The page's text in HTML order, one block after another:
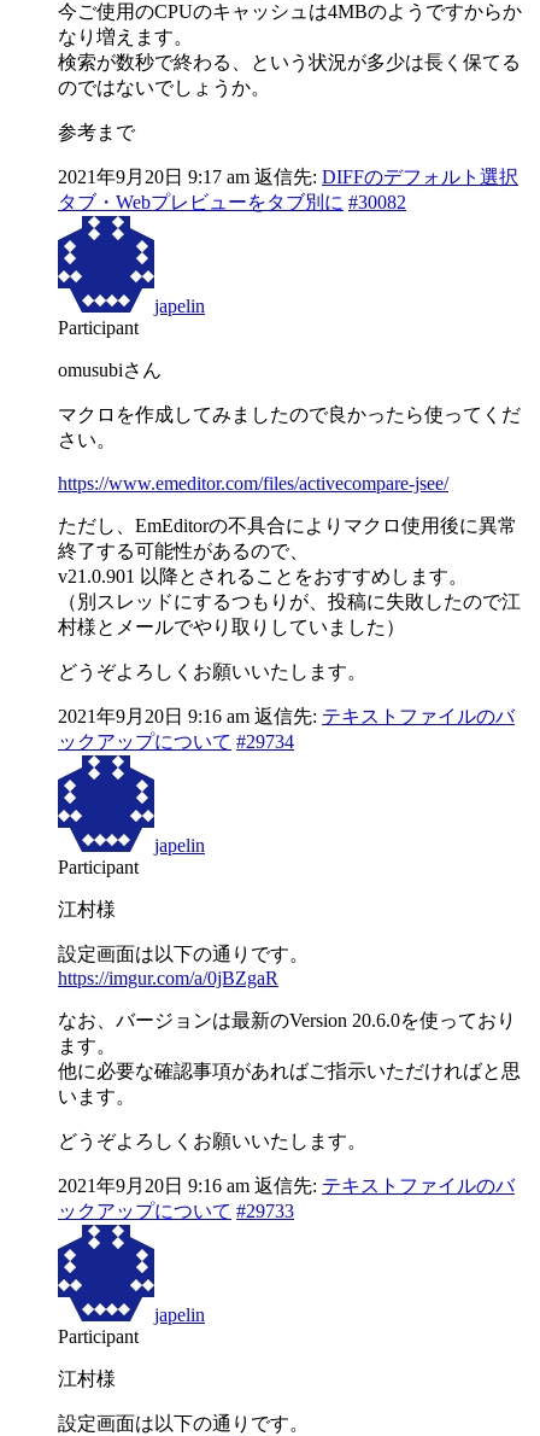
今ご使用のCPUのキャッシュは4MBのようですからか
なり増えます。
検索が数秒で終わる、という状況が多少は長く保てる
のではないでしょうか。
参考まで
2021年9月20日 9:17 am 返信先: DIFFのデフォルト選択
タブ・Webプレビューをタブ別に #30082
japelin
Participant
omusubiさん
マクロを作成してみましたので良かったら使ってくだ
さい。
https://www.emeditor.com/files/activecompare-jsee/
ただし、EmEditorの不具合によりマクロ使用後に異常
終了する可能性があるので、
v21.0.901 以降とされることをおすすめします。
（別スレッドにするつもりが、投稿に失敗したので江
村様とメールでやり取りしていました）
どうぞよろしくお願いいたします。
2021年9月20日 9:16 am 返信先: テキストファイルのバ
ックアップについて #29734
japelin
Participant
江村様
設定画面は以下の通りです。
https://imgur.com/a/0jBZgaR
なお、バージョンは最新のVersion 20.6.0を使っており
ます。
他に必要な確認事項があればご指示いただければと思
います。
どうぞよろしくお願いいたします。
2021年9月20日 9:16 am 返信先: テキストファイルのバ
ックアップについて #29733
japelin
Participant
江村様
設定画面は以下の通りです。